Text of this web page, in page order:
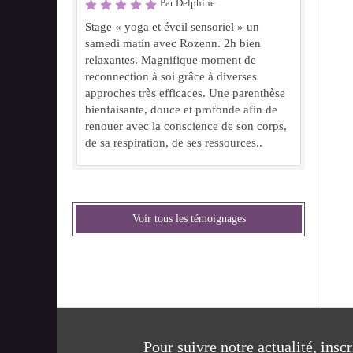
Par Delphine
Stage « yoga et éveil sensoriel » un
samedi matin avec Rozenn. 2h bien
relaxantes. Magnifique moment de
reconnection à soi grâce à diverses
approches très efficaces. Une parenthèse
bienfaisante, douce et profonde afin de
renouer avec la conscience de son corps,
de sa respiration, de ses ressources..
Voir tous les témoignages
Pour suivre notre actualité,